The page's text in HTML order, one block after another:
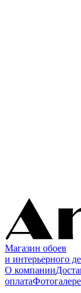
Магазин обоев
и интерьерного
О компании
оплата